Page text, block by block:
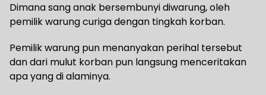
Dimana sang anak bersembunyi diwarung, oleh
pemilik warung curiga dengan tingkah korban.
Pemilik warung pun menanyakan perihal tersebut
dan dari mulut korban pun langsung menceritakan
apa yang di alaminya.